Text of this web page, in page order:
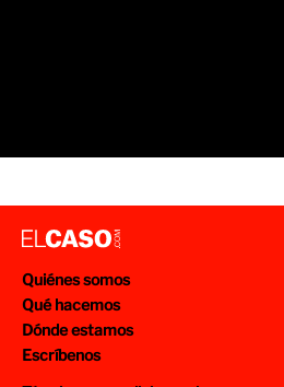
Quiénes somos
Qué hacemos
Dónde estamos
Escríbenos